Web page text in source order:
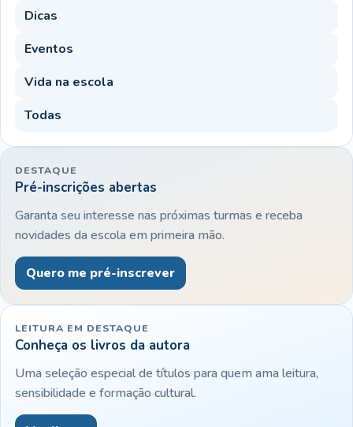
Dicas
Eventos
Vida na escola
Todas
DESTAQUE
Pré-inscrições abertas
Garanta seu interesse nas próximas turmas e receba
novidades da escola em primeira mão.
Quero me pré-inscrever
LEITURA EM DESTAQUE
Conheça os livros da autora
Uma seleção especial de títulos para quem ama leitura,
sensibilidade e formação cultural.